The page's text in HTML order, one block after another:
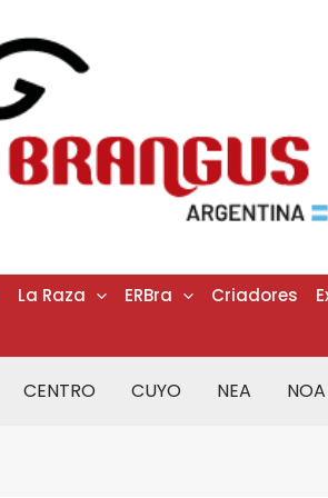
La Raza ERBra Criadores
CENTRO CUYO NEA NOA